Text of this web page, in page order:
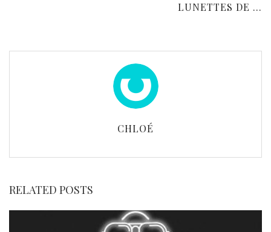
LUNETTES DE ...
CHLOÉ
RELATED POSTS